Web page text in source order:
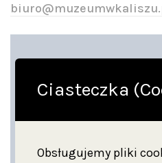
Ciasteczka
Obsługujemy pliki